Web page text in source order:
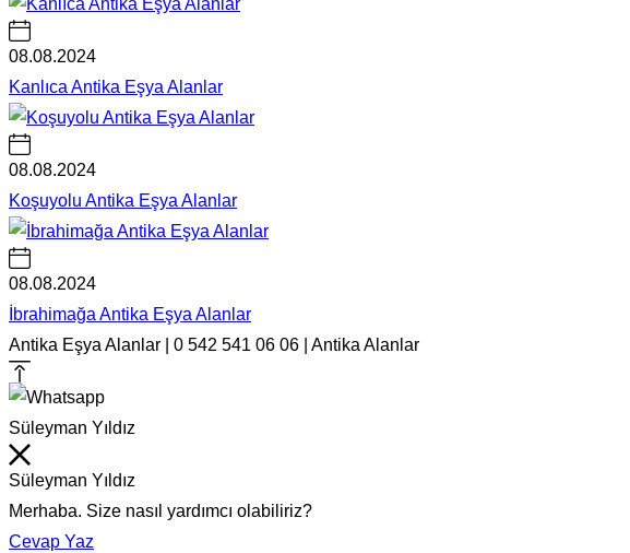
08.08.2024
Kanlıca Antika Eşya Alanlar
08.08.2024
Koşuyolu Antika Eşya Alanlar
08.08.2024
İbrahimağa Antika Eşya Alanlar
Antika Eşya Alanlar | 0 542 541 06 06 | Antika Alanlar
Süleyman Yıldız
Süleyman Yıldız
Merhaba. Size nasıl yardımcı olabiliriz?
Cevap Yaz